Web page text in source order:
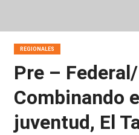
REGIONALES
Pre –
Combinando
juventud, El